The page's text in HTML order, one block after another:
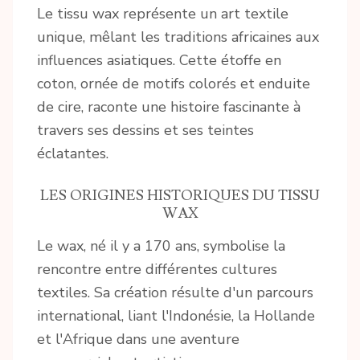
Le tissu wax représente un art textile
unique, mêlant les traditions africaines aux
influences asiatiques. Cette étoffe en
coton, ornée de motifs colorés et enduite
de cire, raconte une histoire fascinante à
travers ses dessins et ses teintes
éclatantes.
LES ORIGINES HISTORIQUES DU TISSU
WAX
Le wax, né il y a 170 ans, symbolise la
rencontre entre différentes cultures
textiles. Sa création résulte d'un parcours
international, liant l'Indonésie, la Hollande
et l'Afrique dans une aventure